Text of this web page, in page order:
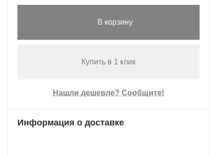
В корзину
Купить в 1 клик
Нашли дешевле? Сообщите!
Информация о доставке